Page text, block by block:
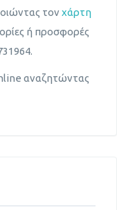
τον χάρτη
ή προσφορές
αναζητώντας